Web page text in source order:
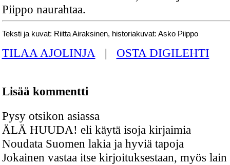
Piippo naurahtaa.
Teksti ja kuvat: Riitta Airaksinen, historiakuvat: Asko Piippo
TILAA AJOLINJA | OSTA DIGILEHTI
Lisää kommentti
Pysy otsikon asiassa
ÄLÄ HUUDA! eli käytä isoja kirjaimia
Noudata Suomen lakia ja hyviä tapoja
Jokainen vastaa itse kirjoituksestaan, myös lain